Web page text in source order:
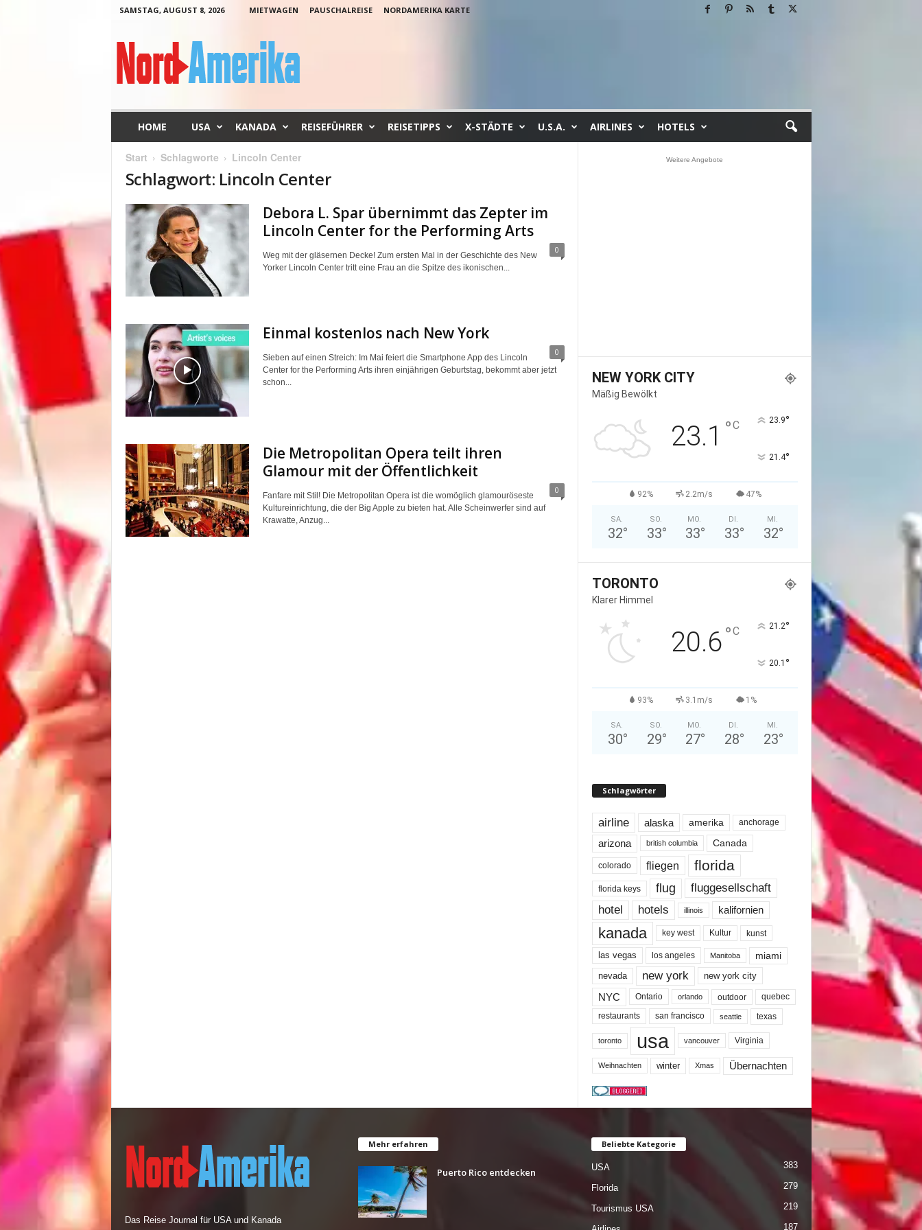
SAMSTAG, AUGUST 8, 2026 MIETWAGEN PAUSCHALREISE NORDAMERIKA KARTE
HOME USA KANADA REISEFÜHRER REISETIPPS X-STÄDTE U.S.A. AIRLINES HOTELS
Start Schlagworte Lincoln Center
Schlagwort: Lincoln Center
Debora L. Spar übernimmt das Zepter im
Lincoln Center for the Performing Arts
0
Weg mit der gläsernen Decke! Zum ersten Mal in der Geschichte des New
Yorker Lincoln Center tritt eine Frau an die Spitze des ikonischen...
Einmal kostenlos nach New York
0
Sieben auf einen Streich: Im Mai feiert die Smartphone App des Lincoln
Center for the Performing Arts ihren einjährigen Geburtstag, bekommt aber jetzt
schon...
Die Metropolitan Opera teilt ihren
Glamour mit der Öffentlichkeit
0
Fanfare mit Stil! Die Metropolitan Opera ist die womöglich glamouröseste
Kultureinrichtung, die der Big Apple zu bieten hat. Alle Scheinwerfer sind auf
Krawatte, Anzug...
Weitere Angebote
NEW YORK CITY
Mäßig Bewölkt
23.1 °C 23.9°
21.4°
92% 2.2m/s 47%
SA.
32°
SO.
33°
MO.
33°
DI.
33°
MI.
32°
TORONTO
Klarer Himmel
20.6°C 21.2°
20.1 °
93% 3.1m/s 1%
SA.
30°
SO.
29°
MO.
27°
DI.
28°
MI.
23°
Schlagwörter
airline alaska amerika anchorage
arizona british columbia Canada
colorado fliegen florida
florida keys flug
fluggesellschaft
hotel
hotels illinois kalifornien
kanada key west Kultur kunst
las vegas los angeles Manitoba miami
nevada new york new york city
NYC Ontario orlando outdoor quebec
restaurants san francisco seattle texas
toronto usa vancouver Virginia
Weihnachten winter Xmas Übernachten
Das Reise Journal für USA und Kanada
Mehr erfahren
Puerto Rico entdecken
Beliebte Kategorie
USA 383
Florida 279
Tourismus USA 219
187